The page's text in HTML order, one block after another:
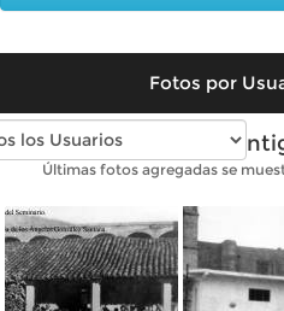
Fotos por
Fotos
Últimas fotos agregadas se